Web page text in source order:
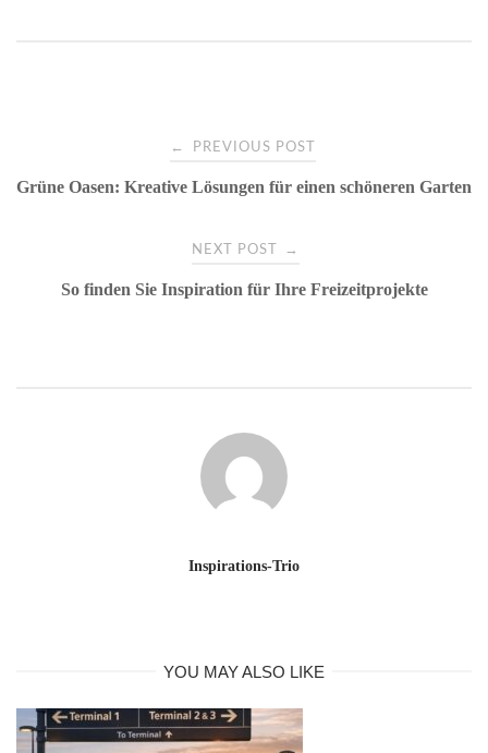
navigation
← PREVIOUS POST
Grüne Oasen: Kreative Lösungen für einen schöneren Garten
NEXT POST →
So finden Sie Inspiration für Ihre Freizeitprojekte
Inspirations-Trio
YOU MAY ALSO LIKE